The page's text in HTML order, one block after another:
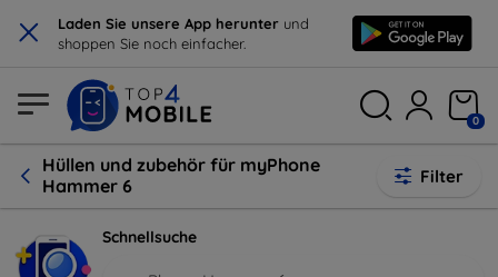
× Laden Sie unsere App herunter und
shoppen Sie noch einfacher.
0
Hüllen und zubehör für myPhone
Hammer 6
Filter
Schnellsuche